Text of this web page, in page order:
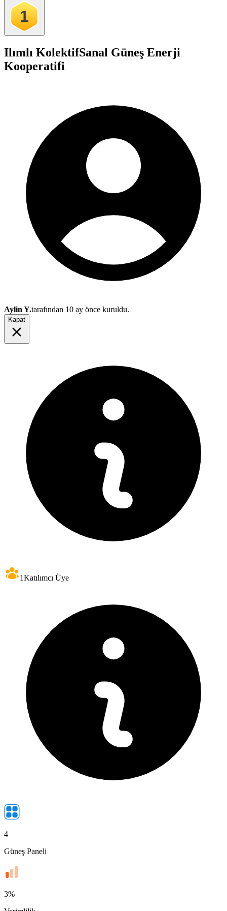
1
Ilımlı KolektifSanal Güneş Enerji
Kooperatifi
Aylin Y.tarafından 10 ay önce kuruldu.
Kapat
1Katılımcı Üye
4
Güneş Paneli
3%